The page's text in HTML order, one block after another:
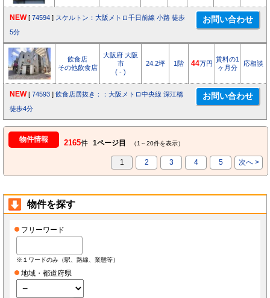
NEW [ 74594 ] スケルトン：大阪メトロ千日前線 小路 徒歩
5分
飲食店
その他飲食店
大阪府 大阪
市
( - )
24.2坪 1階 44万円
賃料の1
ヶ月分
応相談
NEW [ 74593 ] 飲食店居抜き：：大阪メトロ中央線 深江橋
徒歩4分
物件情報 2165件 1ページ目 （1～20件を表示）
1 2 3 4 5 次へ >
物件を探す
フリーワード
※１ワードのみ（駅、路線、業態等）
地域・都道府県